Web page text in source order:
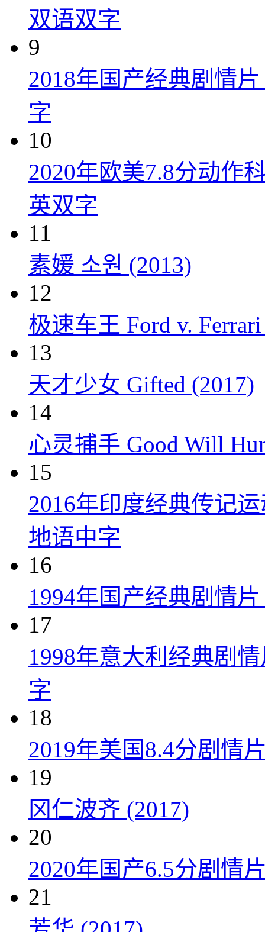
双语双字
9
2018年国产经典剧情
字
10
2020年欧美7.8分动作
英双字
11
素媛 소원 (2013)
12
极速车王 Ford v.
13
天才少女 Gifted (2017)
14
心灵捕手 Good Will
15
2016年印度经典传记
地语中字
16
1994年国产经典剧情
17
1998年意大利经典剧
字
18
2019年美国8.4分剧情
19
冈仁波齐 (2017)
20
2020年国产6.5分剧情
21